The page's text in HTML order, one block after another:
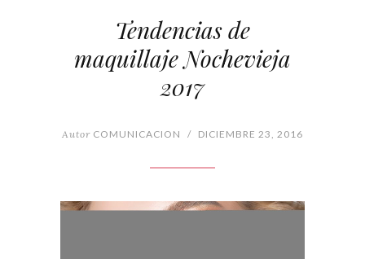
Tendencias de
maquillaje Nochevieja
2017
Autor COMUNICACION / DICIEMBRE 23, 2016